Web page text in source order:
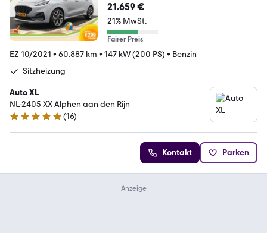
21.659 €
21% MwSt.
Fairer Preis
EZ 10/2021 • 60.887 km • 147 kW (200 PS) • Benzin
Sitzheizung
Auto XL
NL-2405 XX Alphen aan den Rijn
4.8 Sterne
(16)
Kontakt Parken